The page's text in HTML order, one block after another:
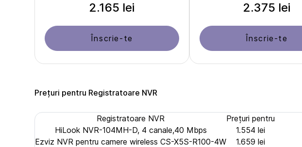
2.165 lei
Înscrie-te
2.375 lei
Înscrie-te
Prețuri pentru Registratoare NVR
Registratoare NVR
Prețuri pentru
HiLook NVR-104MH-D, 4 canale,40 Mbps
1.554 lei
Ezviz NVR pentru camere wireless CS-X5S-R100-4W
1.659 lei